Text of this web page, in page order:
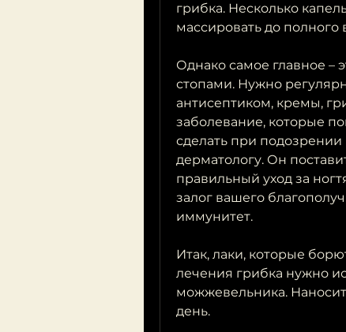
грибка. Несколько
массировать до полного
Однако самое главное –
стопами. Нужно
антисептиком, кремы,
заболевание, которые
сделать при подозрении
дерматологу. Он
правильный уход за
залог вашего
иммунитет.
Итак, лаки, которые
лечения грибка нужно
можжевельника.
день.